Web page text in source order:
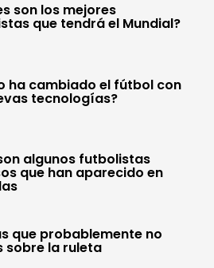
son los mejores
que tendrá el Mundial?
ha cambiado el fútbol con
tecnologías?
algunos futbolistas
que han aparecido en
que probablemente no
sobre la ruleta